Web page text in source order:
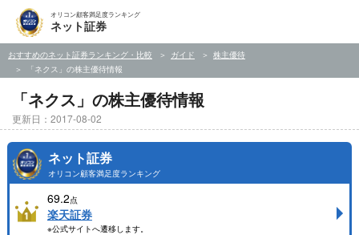
オリコン顧客満足度ランキング
ネット証券
おすすめのネット証券ランキング・比較 ガイド
株主優待
「ネクス」の株主優待情報
「ネクス」の株主優待情報
更新日：2017-08-02
ネット証券
オリコン顧客満足度ランキング
69.2点
楽天証券
※公式サイトへ遷移します。